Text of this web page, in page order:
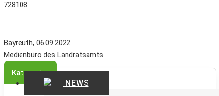
728108.
Bayreuth, 06.09.2022
Medienbüro des Landratsamts
Kategorien
NEWS